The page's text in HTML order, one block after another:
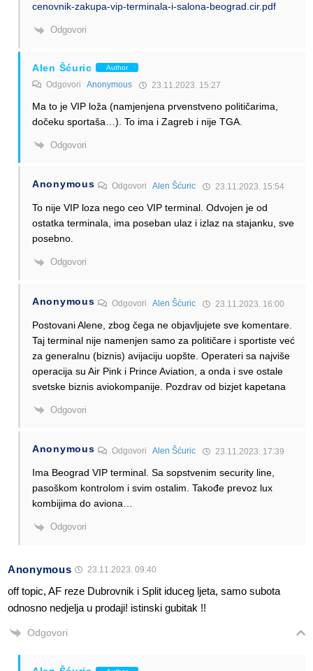
cenovnik-zakupa-vip-terminala-i-salona-beograd.cir.pdf
Odgovori
Alen Šćuric Author
Odgovori Anonymous 23.11.2023. 15:27
Ma to je VIP loža (namjenjena prvenstveno političarima,
dočeku sportaša…). To ima i Zagreb i nije TGA.
Odgovori
Anonymous OdgovoriAlen Šćuric 23.11.2023. 15:54
To nije VIP loza nego ceo VIP terminal. Odvojen je od
ostatka terminala, ima poseban ulaz i izlaz na stajanku, sve
posebno.
Odgovori
Anonymous OdgovoriAlen Šćuric 23.11.2023. 16:00
Postovani Alene, zbog čega ne objavljujete sve komentare.
Taj terminal nije namenjen samo za političare i sportiste već
za generalnu (biznis) avijaciju uopšte. Operateri sa najviše
operacija su Air Pink i Prince Aviation, a onda i sve ostale
svetske biznis aviokompanije. Pozdrav od bizjet kapetana
Odgovori
Anonymous OdgovoriAlen Šćuric 23.11.2023. 17:39
Ima Beograd VIP terminal. Sa sopstvenim security line,
pasoškom kontrolom i svim ostalim. Takođe prevoz lux
kombijima do aviona…
Odgovori
Anonymous 23.11.2023. 09:40
off topic, AF reze Dubrovnik i Split iduceg ljeta, samo subota
odnosno nedjelja u prodaji! istinski gubitak !!
Odgovori